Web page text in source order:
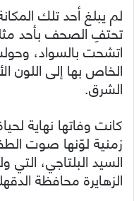
لم يبلغ أحد تلك
تحتفِ الصحف بأحد
اتشحت بالسواد،
الخاص بها إلى اللون
الشرق.
زمنية لوّنها صوت
الزهايرة محافظة